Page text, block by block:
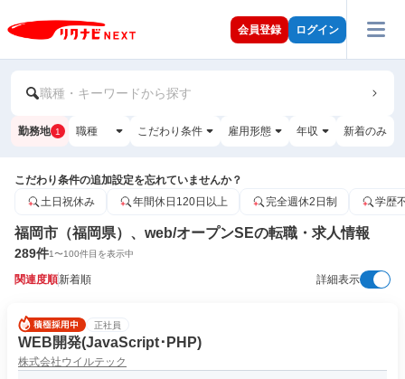
会員登録 ログイン
職種・キーワードから探す
勤務地 1 職種 こだわり条件 雇用形態 年収 新着のみ
こだわり条件の追加設定を忘れていませんか？
土日祝休み
年間休日120日以上 完全週休2日制 学歴
福岡市（福岡県）、web/オープンSEの転職・求人情報
289件1〜100件目を表示中
関連度順新着順 詳細表示
正社員
WEB開発(JavaScript･PHP)
株式会社ウイルテック